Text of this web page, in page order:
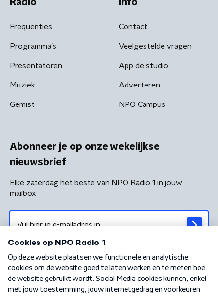
Radio
Frequenties
Programma's
Presentatoren
Muziek
Gemist
Info
Contact
Veelgestelde vragen
App de studio
Adverteren
NPO Campus
Abonneer je op onze wekelijkse
nieuwsbrief
Elke zaterdag het beste van NPO Radio 1 in jouw
mailbox
Algemene voorwaarden